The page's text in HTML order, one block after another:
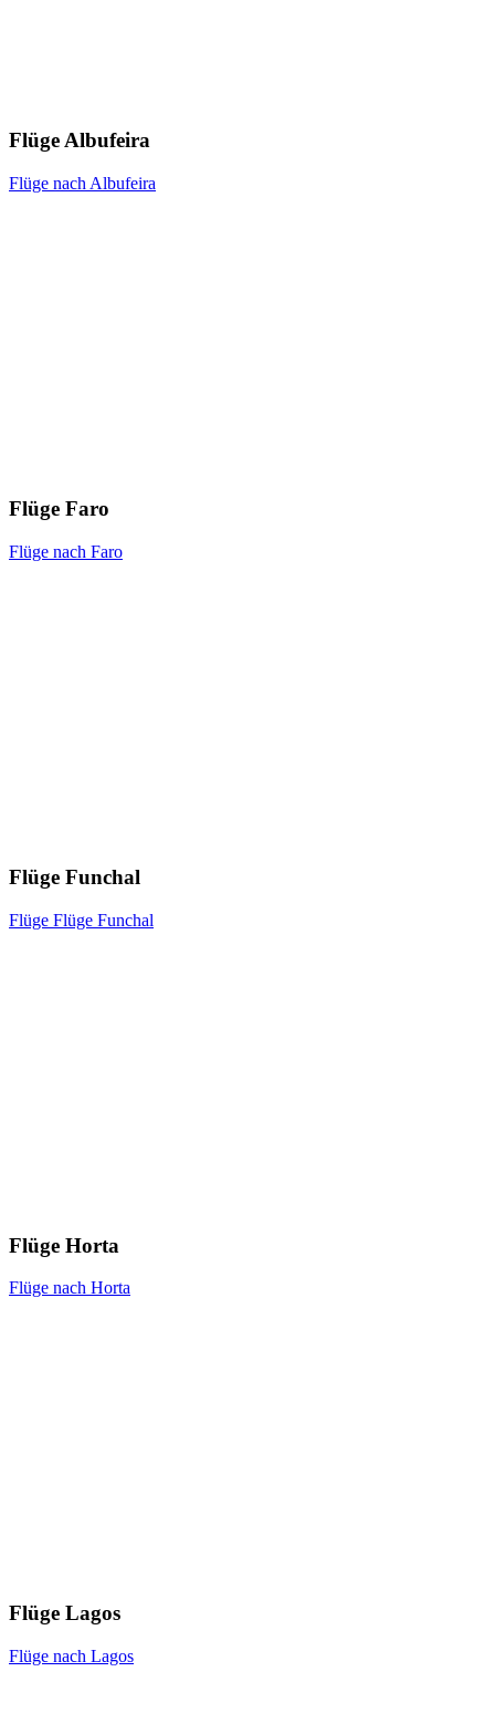
Flüge Albufeira
Flüge nach Albufeira
Flüge Faro
Flüge nach Faro
Flüge Funchal
Flüge Flüge Funchal
Flüge Horta
Flüge nach Horta
Flüge Lagos
Flüge nach Lagos